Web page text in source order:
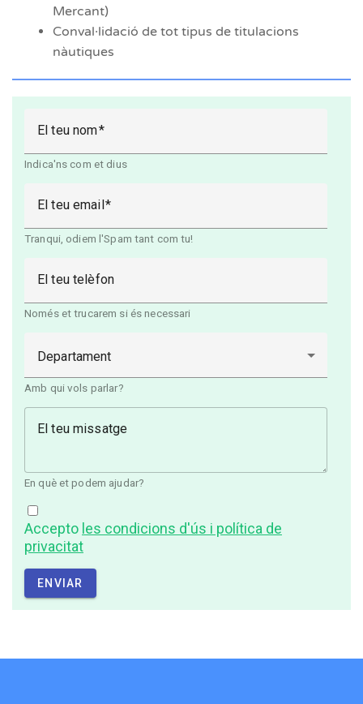
Mercant)
Conval·lidació de tot tipus de titulacions
nàutiques
El teu nom
Indica'ns com et dius
El teu email
Tranqui, odiem l'Spam tant com tu!
El teu telèfon
Només et trucarem si és necessari
Departament
Amb qui vols parlar?
El teu missatge
En què et podem ajudar?
Accepto les condicions d'ús i política de
privacitat
ENVIAR